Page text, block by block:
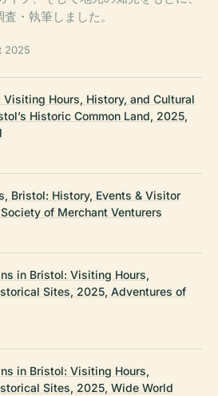
・執筆しました。
2025
Hours, History, and Cultural
Historic Common Land, 2025,
Bristol: History, Events & Visitor
of Merchant Venturers
in Bristol: Visiting Hours,
Sites, 2025, Adventures of
in Bristol: Visiting Hours,
Sites, 2025, Wide World